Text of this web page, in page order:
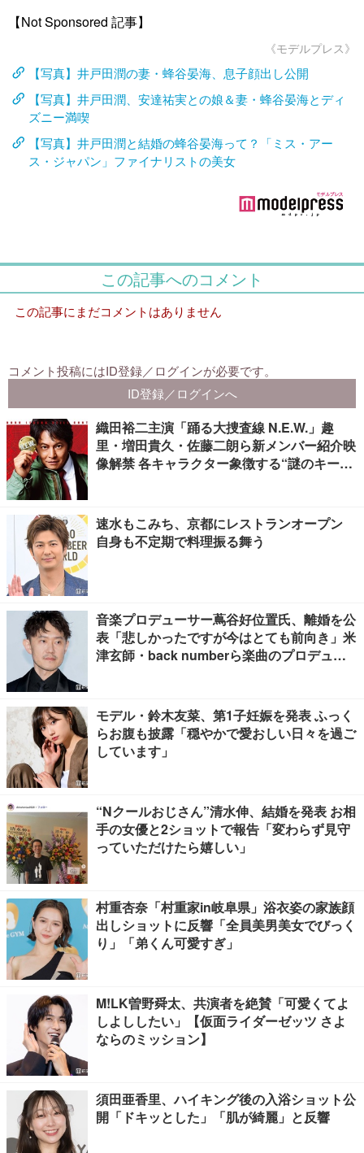
【Not Sponsored 記事】
《モデルプレス》
【写真】井戸田潤の妻・蜂谷晏海、息子顔出し公開
【写真】井戸田潤、安達祐実との娘＆妻・蜂谷晏海とディ
ズニー満喫
【写真】井戸田潤と結婚の蜂谷晏海って？「ミス・アー
ス・ジャパン」ファイナリストの美女
織田裕二主演「踊る大捜査線 N.E.W.」趣
里・増田貴久・佐藤二朗ら新メンバー紹介映
像解禁 各キャラクター象徴する“謎のキーワ
速水もこみち、京都にレストランオープン
自身も不定期で料理振る舞う
音楽プロデューサー蔦谷好位置氏、離婚を公
表「悲しかったですが今はとても前向き」米
津玄師・back numberら楽曲のプロデュー
モデル・鈴木友菜、第1子妊娠を発表 ふっく
らお腹も披露「穏やかで愛おしい日々を過ご
しています」
“Nクールおじさん”清水伸、結婚を発表 お相
手の女優と2ショットで報告「変わらず見守
っていただけたら嬉しい」
村重杏奈「村重家in岐阜県」浴衣姿の家族顔
出しショットに反響「全員美男美女でびっく
り」「弟くん可愛すぎ」
M!LK曽野舜太、共演者を絶賛「可愛くてよ
しよししたい」【仮面ライダーゼッツ さよ
ならのミッション】
須田亜香里、ハイキング後の入浴ショット公
開「ドキッとした」「肌が綺麗」と反響